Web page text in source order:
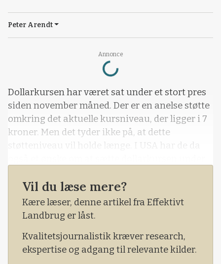
Annonce
Loading...
Peter Arendt
Dollarkursen har været sat under et stort pres
siden november måned. Der er en anelse støtte
omkring det aktuelle kursniveau, der ligger i 7
kroner. Men det tyder ikke på, at dette
støtteniveau vil holde længe. I USA har de da
overfor danske kroner. Således vil en faldende
dollar øge de amerikanske virksomheders og
landbrugets konkurrenceevne ude på
Vil du læse mere?
Kære læser, denne artikel fra Effektivt
Landbrug er låst.
Kvalitetsjournalistik kræver research,
ekspertise og adgang til relevante kilder.